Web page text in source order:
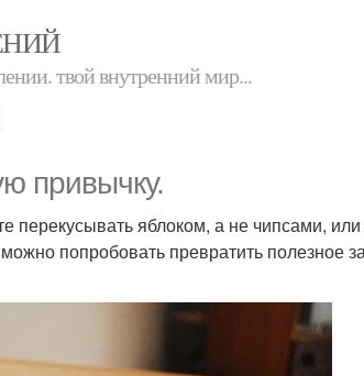
твой внутренний мир...
привычку.
перекусывать яблоком, а не чипсами,
попробовать превратить полезное